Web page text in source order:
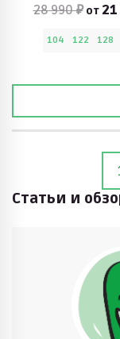
28 990 ₽ от
104 122 128
Статьи и